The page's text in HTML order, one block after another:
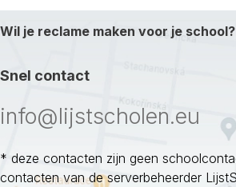
Wil je reclame maken voor je school?
Snel contact
info@lijstscholen.eu
* deze contacten zijn geen
contacten van de serverbeheerder